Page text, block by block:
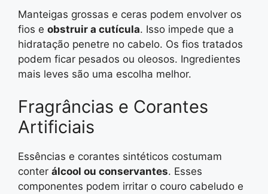
Manteigas grossas e ceras podem envolver os
fios e obstruir a cutícula. Isso impede que a
hidratação penetre no cabelo. Os fios tratados
podem ficar pesados ou oleosos. Ingredientes
mais leves são uma escolha melhor.
Fragrâncias e Corantes
Artificiais
Essências e corantes sintéticos costumam
conter álcool ou conservantes. Esses
componentes podem irritar o couro cabeludo e